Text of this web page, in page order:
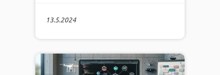
13.5.2024
grafikou a programováním. Proto si
dovolíme tvrdit, že chápeme
důležitost vizuálního vjemu a jeho vliv